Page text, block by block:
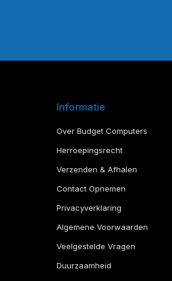
Informatie
Over Budget Computers
Herroepingsrecht
Verzenden & Afhalen
Contact Opnemen
Privacyverklaring
Algemene Voorwaarden
Veelgestelde Vragen
Duurzaamheid